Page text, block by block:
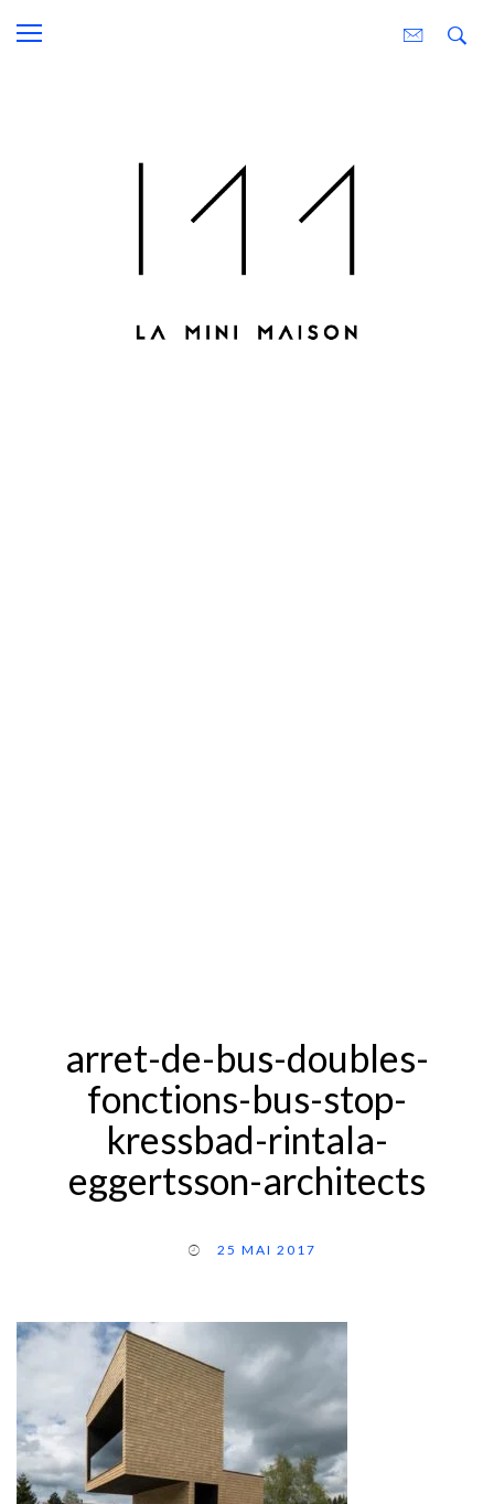
arret-de-bus-doubles-
fonctions-bus-stop-
kressbad-rintala-
eggertsson-architects
25 MAI 2017